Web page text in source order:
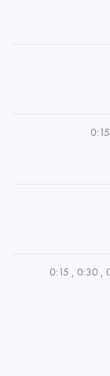
0:15
0:15 , 0:30 ,